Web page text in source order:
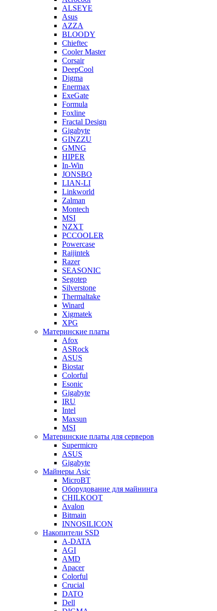
ALSEYE
Asus
AZZA
BLOODY
Chieftec
Cooler Master
Corsair
DeepCool
Digma
Enermax
ExeGate
Formula
Foxline
Fractal Design
Gigabyte
GINZZU
GMNG
HIPER
In-Win
JONSBO
LIAN-LI
Linkworld
Zalman
Montech
MSI
NZXT
PCCOOLER
Powercase
Raijintek
Razer
SEASONIC
Segotep
Silverstone
Thermaltake
Winard
Xigmatek
XPG
Материнские платы
Afox
ASRock
ASUS
Biostar
Colorful
Esonic
Gigabyte
IRU
Intel
Maxsun
MSI
Материнские платы для серверов
Supermicro
ASUS
Gigabyte
Майнеры Asic
MicroBT
Оборудование для майнинга
CHILKOOT
Avalon
Bitmain
INNOSILICON
Накопители SSD
A-DATA
AGI
AMD
Apacer
Colorful
Crucial
DATO
Dell